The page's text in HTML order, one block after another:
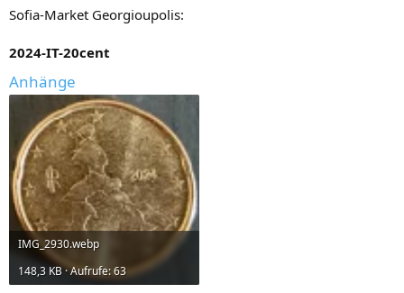
:
Sofia-Market Georgioupolis:
2024-IT-20cent
Anhänge
IMG_2930.webp
148,3 KB · Aufrufe: 63